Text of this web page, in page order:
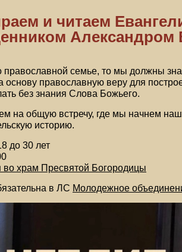
и читаем
православной семье, то мы должны
православную веру для
без знания Слова Божьего.
на общую встречу, где мы начнем
историю.
до 30 лет
во храм Пресвятой Богородицы
в ЛС Молодежное